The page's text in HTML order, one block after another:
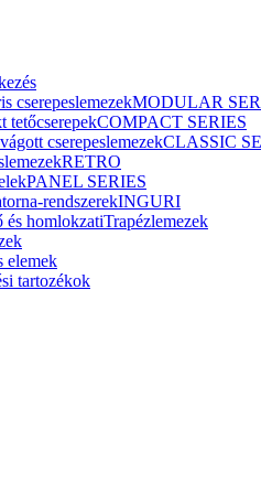
cserepeslemezekMODULAR
tetőcserepekCOMPACT SERIES
cserepeslemezekCLASSIC
RETRO
PANEL SERIES
rendszerekINGURI
és homlokzatiTrapézlemezek
elemek
tartozékok